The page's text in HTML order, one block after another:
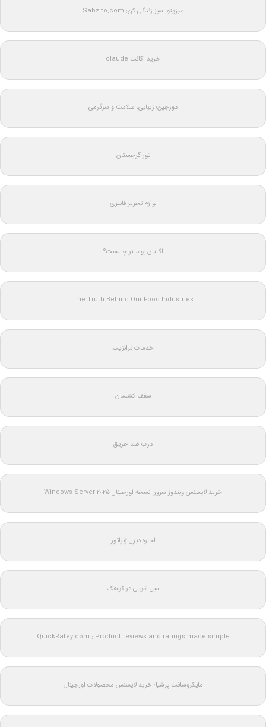
سبزیتو: سبز زندگی کن: Sabzito.com
خرید اکانت claude
دورجین؛ زیبایی، سلامت و سرگرمی
تور گرجستان
لوازم تحریر فانتزی
اکـتان بوسـتر چـیست؟
The Truth Behind Our Food Industries
خدمات ترانزیت
سقف کشسان
درب ضد حریق
خرید لایسنس ویندوز سرور: نسخه اورجینال Windows Server 2025
اجاره دیزل ژنراتور
مبل شویی در کوهک
QuickRatey.com : Product reviews and ratings made simple
مایکروسافت پرشیا: خرید لایسنس محصولات اورجینال